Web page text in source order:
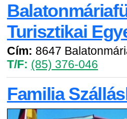
Turisztikai
Cím: 8647
T/F: (85) 376-046
Familia